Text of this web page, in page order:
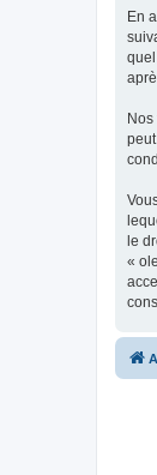
En
le
«